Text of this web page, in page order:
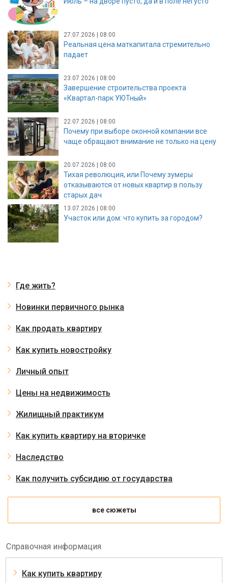
27.07.2026 | 08:00
Реальная цена маткапитала стремительно
падает
23.07.2026 | 08:00
Завершение строительства проекта
«Квартал-парк УЮТный»
22.07.2026 | 08:00
Почему при выборе оконной компании все
чаще обращают внимание не только на цену
20.07.2026 | 08:00
Тихая революция, или Почему зумеры
отказываются от новых квартир в пользу
старых дач
13.07.2026 | 08:00
Участок или дом: что купить за городом?
Где жить?
Новинки первичного рынка
Как продать квартиру
Как купить новостройку
Личный опыт
Цены на недвижимость
Жилищный практикум
Как купить квартиру на вторичке
Наследство
Как получить субсидию от государства
все сюжеты
Справочная информация
Как купить квартиру